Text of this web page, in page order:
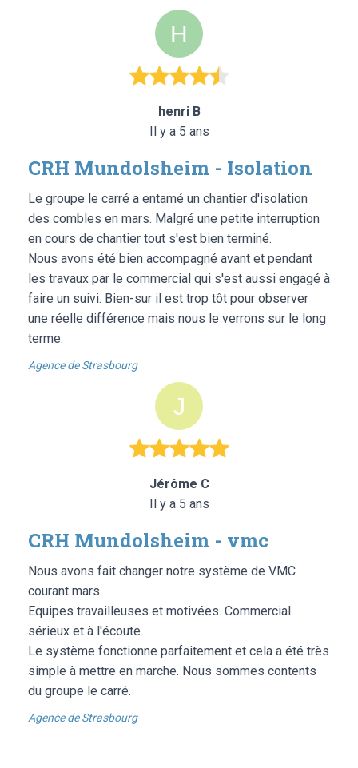
henri B
Il y a 5 ans
CRH Mundolsheim - Isolation
Le groupe le carré a entamé un chantier d'isolation
des combles en mars. Malgré une petite interruption
en cours de chantier tout s'est bien terminé.
Nous avons été bien accompagné avant et pendant
les travaux par le commercial qui s'est aussi engagé à
faire un suivi. Bien-sur il est trop tôt pour observer
une réelle différence mais nous le verrons sur le long
terme.
Agence de Strasbourg
Jérôme C
Il y a 5 ans
CRH Mundolsheim - vmc
Nous avons fait changer notre système de VMC
courant mars.
Equipes travailleuses et motivées. Commercial
sérieux et à l'écoute.
Le système fonctionne parfaitement et cela a été très
simple à mettre en marche. Nous sommes contents
du groupe le carré.
Agence de Strasbourg